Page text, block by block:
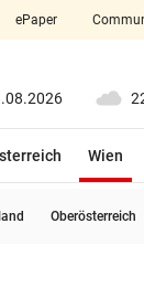
close
arrow_right
ePaper
Wien
Oberösterreich